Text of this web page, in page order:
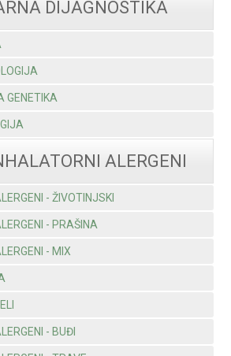
DIJAGNOSTIKA
GENETIKA
ALERGENI
- ŽIVOTINJSKI
- PRAŠINA
- MIX
- BUĐI